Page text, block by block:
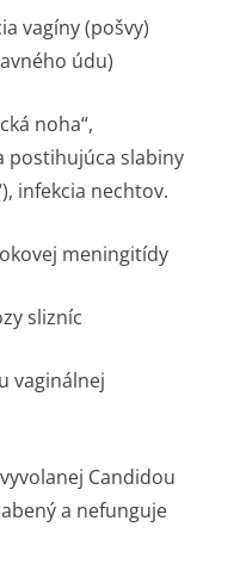
vagíny (pošvy)
údu)
noha“,
postihujúca slabiny
infekcia nechtov.
meningitídy
slizníc
vaginálnej
Candidou
a nefunguje